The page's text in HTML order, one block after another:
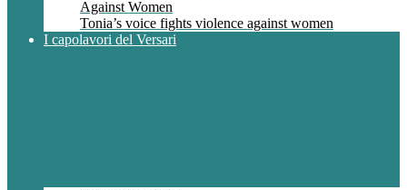
Against Women
Tonia’s voice fights violence against women
I capolavori del Versari